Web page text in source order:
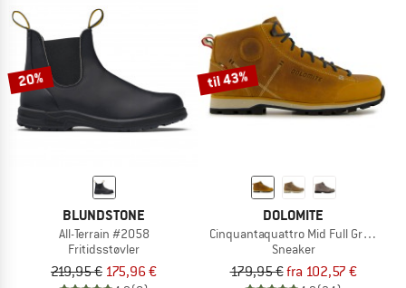
20%
BLUNDSTONE
All-Terrain #2058
Fritidsstøvler
219,95 € 175,96 €
til 43%
DOLOMITE
Cinquantaquattro Mid Full Grain
Sneaker
179,95 €fra 102,57 €